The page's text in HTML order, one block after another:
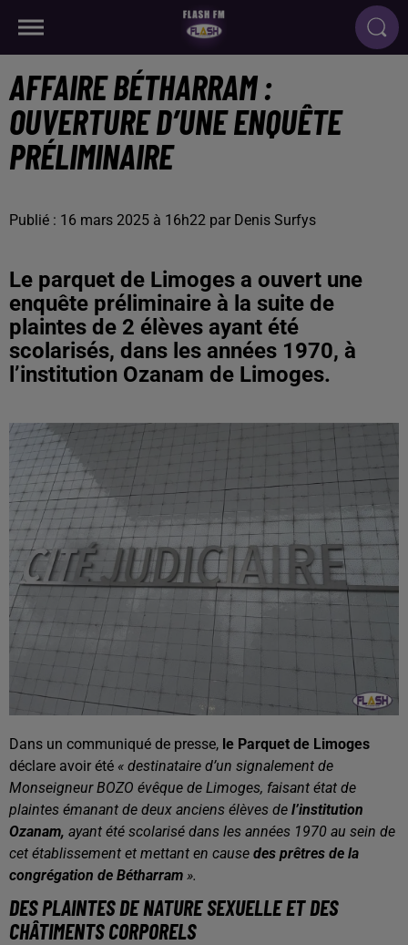
AFFAIRE BÉTHARRAM :
OUVERTURE D’UNE ENQUÊTE
PRÉLIMINAIRE
Publié : 16 mars 2025 à 16h22 par Denis Surfys
Le parquet de Limoges a ouvert une
enquête préliminaire à la suite de
plaintes de 2 élèves ayant été
scolarisés, dans les années 1970, à
l’institution Ozanam de Limoges.
Dans un communiqué de presse, le Parquet de Limoges
déclare avoir été « destinataire d’un signalement de
Monseigneur BOZO évêque de Limoges, faisant état de
plaintes émanant de deux anciens élèves de l’institution
Ozanam, ayant été scolarisé dans les années 1970 au sein de
cet établissement et mettant en cause des prêtres de la
congrégation de Bétharram ».
DES PLAINTES DE NATURE SEXUELLE ET DES
CHÂTIMENTS CORPORELS